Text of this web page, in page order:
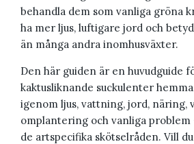
behandla dem som vanliga gröna
ha mer ljus, luftigare jord och
än många andra inomhusväxter.
Den här guiden är en huvudguide
kaktusliknande suckulenter
igenom ljus, vattning, jord, näring,
omplantering och vanliga
de artspecifika skötselråden. Vill